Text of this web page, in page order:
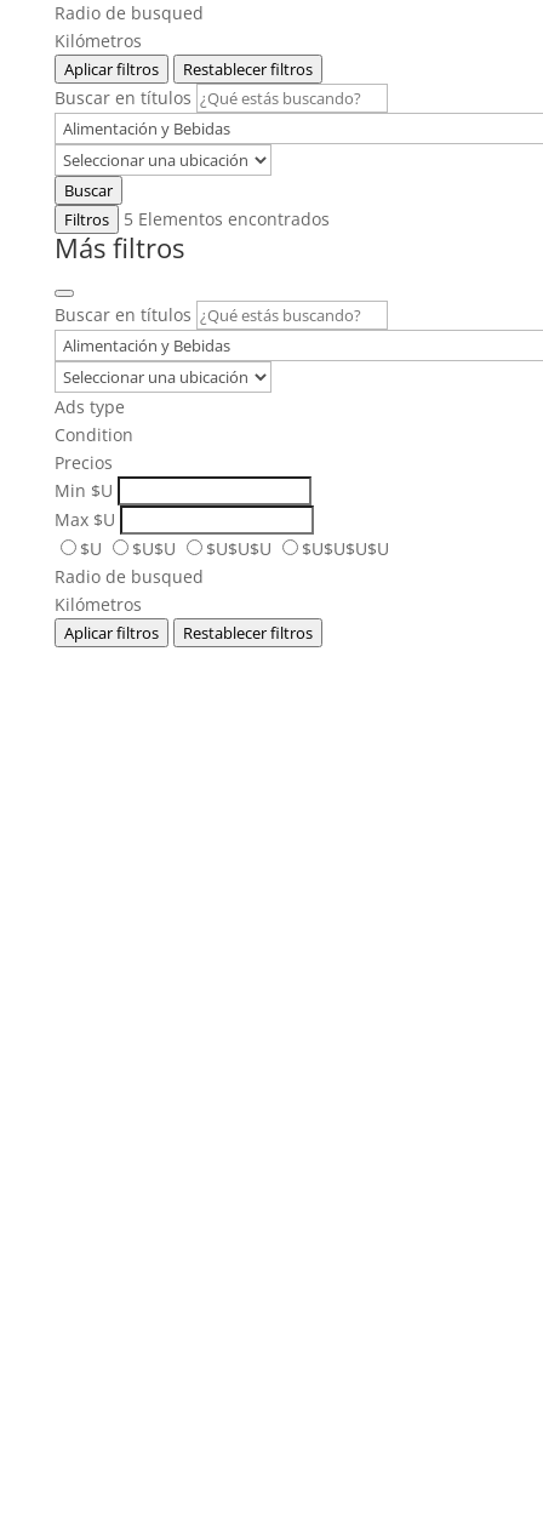
Radio de busqued
Kilómetros
Aplicar filtros Restablecer filtros
Buscar en títulos
Buscar
Filtros
5Elementos encontrados
Más filtros
Buscar en títulos
Ads type
Condition
Precios
Min $U
Max $U
$U
$U$U $U$U$U
$U$U$U$U
Radio de busqued
Kilómetros
Aplicar filtros Restablecer filtros